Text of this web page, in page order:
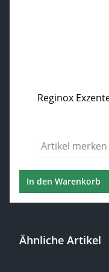
Reginox
Artikel merken
In den Warenkorb
Ähnliche Artikel